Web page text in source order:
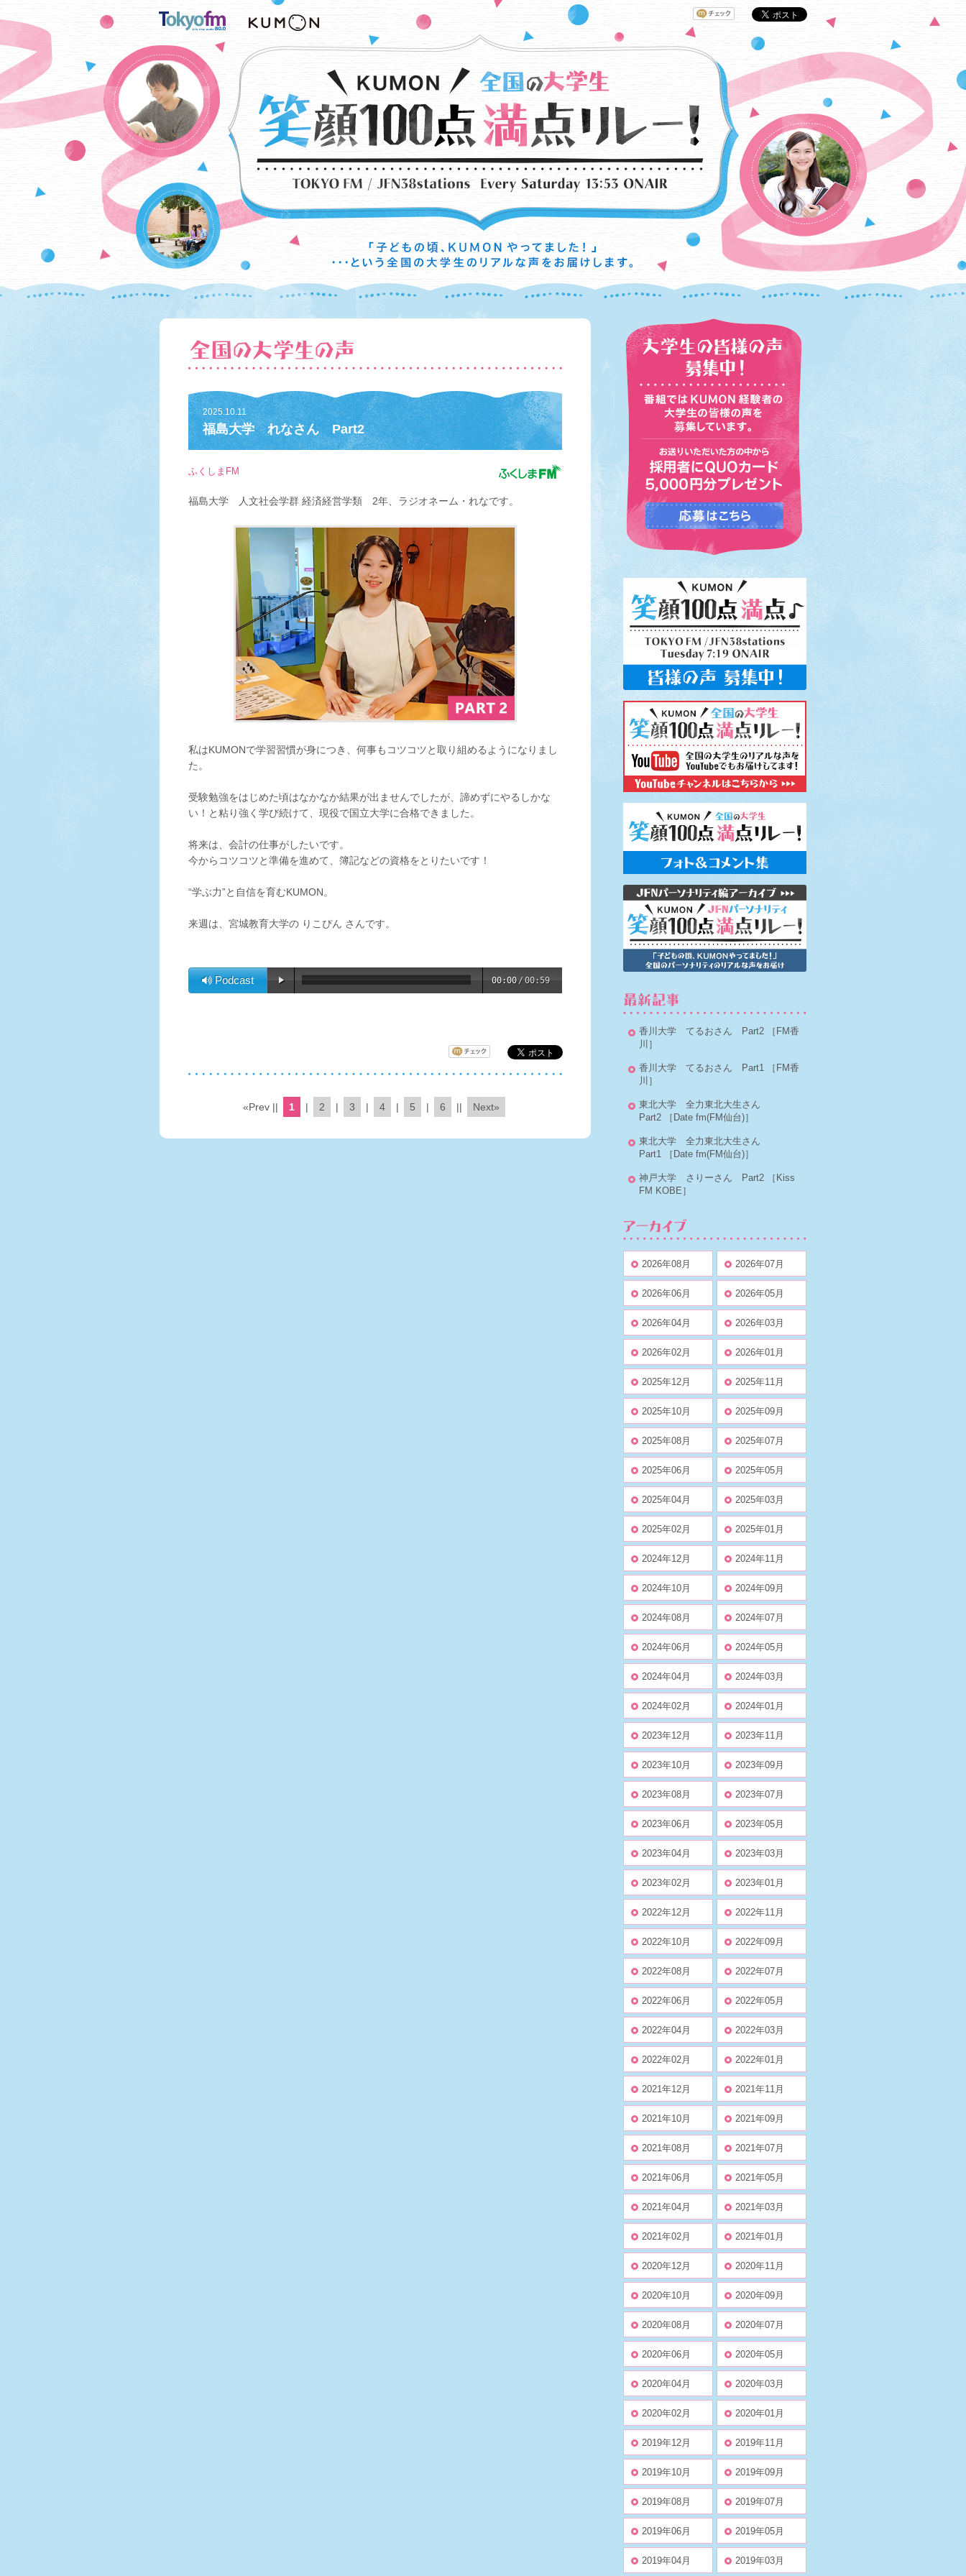
2025.10.11
福島大学 れなさん Part2
ふくしまFM
福島大学 人文社会学群 経済経営学類 2年、ラジオネーム・れなです。
私はKUMONで学習習慣が身につき、何事もコツコツと取り組めるようになりまし
た。
受験勉強をはじめた頃はなかなか結果が出ませんでしたが、諦めずにやるしかな
い！と粘り強く学び続けて、現役で国立大学に合格できました。
将来は、会計の仕事がしたいです。
今からコツコツと準備を進めて、簿記などの資格をとりたいです！
“学ぶ力”と自信を育むKUMON。
来週は、宮城教育大学の りこぴん さんです。
Podcast 00:00 /00:59
«Prev || 1 | 2 | 3 | 4 | 5 | 6 || Next»
香川大学 てるおさん Part2
［FM香
川］
香川大学 てるおさん Part1
［FM香
川］
東北大学 全力東北大生さん
Part2
［Date fm(FM仙台)］
東北大学 全力東北大生さん
Part1
［Date fm(FM仙台)］
神戸大学 さりーさん Part2
［Kiss
FM KOBE］
2026年08月 2026年07月
2026年06月 2026年05月
2026年04月 2026年03月
2026年02月 2026年01月
2025年12月 2025年11月
2025年10月 2025年09月
2025年08月 2025年07月
2025年06月 2025年05月
2025年04月 2025年03月
2025年02月 2025年01月
2024年12月 2024年11月
2024年10月 2024年09月
2024年08月 2024年07月
2024年06月 2024年05月
2024年04月 2024年03月
2024年02月 2024年01月
2023年12月 2023年11月
2023年10月 2023年09月
2023年08月 2023年07月
2023年06月 2023年05月
2023年04月 2023年03月
2023年02月 2023年01月
2022年12月 2022年11月
2022年10月 2022年09月
2022年08月 2022年07月
2022年06月 2022年05月
2022年04月 2022年03月
2022年02月 2022年01月
2021年12月 2021年11月
2021年10月 2021年09月
2021年08月 2021年07月
2021年06月 2021年05月
2021年04月 2021年03月
2021年02月 2021年01月
2020年12月 2020年11月
2020年10月 2020年09月
2020年08月 2020年07月
2020年06月 2020年05月
2020年04月 2020年03月
2020年02月 2020年01月
2019年12月 2019年11月
2019年10月 2019年09月
2019年08月 2019年07月
2019年06月 2019年05月
2019年04月 2019年03月